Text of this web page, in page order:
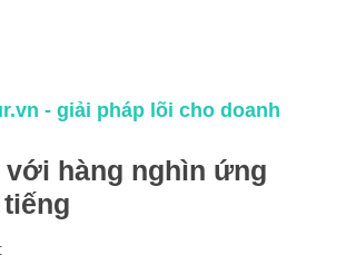
- giải pháp lõi cho doanh
hàng nghìn ứng